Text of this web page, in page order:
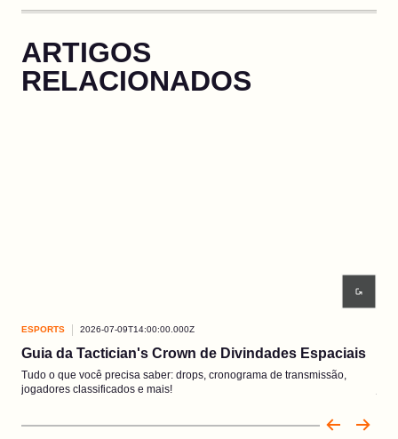
ARTIGOS
RELACIONADOS
ESPORTS 2026-07-09T14:00:00.000Z
Guia da Tactician's Crown de Divindades Espaciais
Tudo o que você precisa saber: drops, cronograma de transmissão,
jogadores classificados e mais!